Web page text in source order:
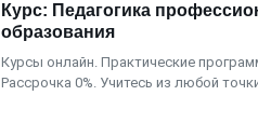
Курс: Педагогика
образования
Курсы онлайн. Практические
Рассрочка 0%. Учитесь из любой